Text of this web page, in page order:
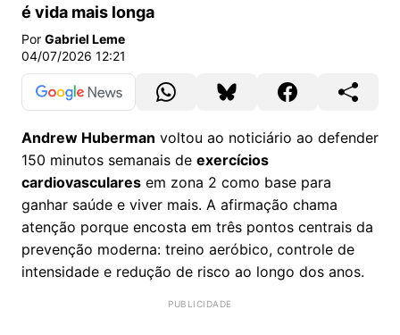
é vida mais longa
Por Gabriel Leme
04/07/2026 12:21
Andrew Huberman voltou ao noticiário ao defender
150 minutos semanais de exercícios
cardiovasculares em zona 2 como base para
ganhar saúde e viver mais. A afirmação chama
atenção porque encosta em três pontos centrais da
prevenção moderna: treino aeróbico, controle de
intensidade e redução de risco ao longo dos anos.